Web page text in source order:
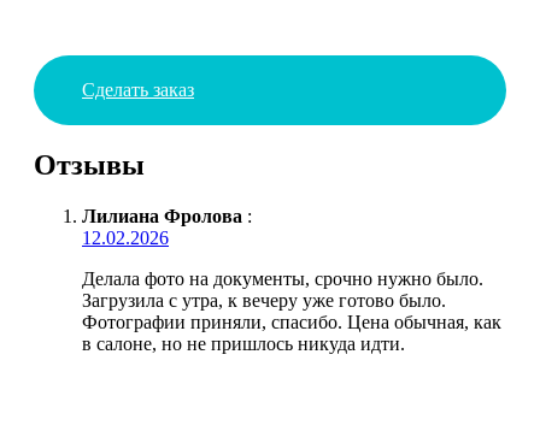
Сделать заказ
Отзывы
Лилиана Фролова :
12.02.2026
Делала фото на документы, срочно нужно было.
Загрузила с утра, к вечеру уже готово было.
Фотографии приняли, спасибо. Цена обычная, как
в салоне, но не пришлось никуда идти.